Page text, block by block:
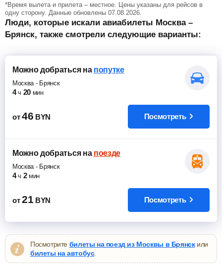
*Время вылета и прилета – местное. Цены указаны для рейсов в
одну сторону. Данные обновлены 07.08.2026.
Люди, которые искали авиабилеты Москва –
Брянск, также смотрели следующие варианты:
Можно добратьсяна попутке
Москва - Брянск
4 ч 20 мин
от 46 BYN Посмотреть
Можно добратьсяна поезде
Москва - Брянск
4 ч 2 мин
от 21 BYN Посмотреть
Посмотрите билеты на поезд из Москвы в Брянскили
билеты на автобус.